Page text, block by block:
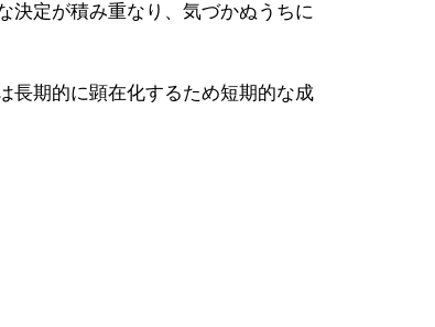
決定が積み重なり、気づかぬうちに
長期的に顕在化するため短期的な成